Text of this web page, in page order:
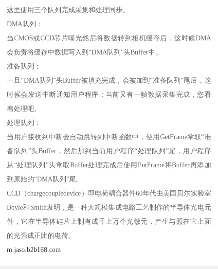
这里使用三个队列完成采集和处理同步。
DMA队列：
当CMOS或CCD芯片曝光然后将数据转到相机缓存后，这时候DMA
会负责将缓存中数据写入到“DMA队列”头Buffer中。
准备队列：
一旦“DMA队列”头Buffer被填充完成，会被加到“准备队列”尾后，这
时候会发送中断通知用户程序：当前又有一帧数据采集完成，您看
着处理吧。
处理队列：
当用户接收到中断会自动跳转到中断函数中，使用GetFrame拿取“准
备队列”头Buffer，然后加到当前用户程序“处理队列”尾，用户程序
从“处理队列”头拿取Buffer处理完成后使用PutFrame将Buffer再添加
到原始的“DMA队列”尾。
CCD（chargecoupledevice）即电荷耦合器件60年代由美国贝尔实验室
Boyle和Smith发明，是一种大规模集成电路工艺制作的半导体光电元
件，它在半导体硅片上制有成千上万个光敏元，产生与照在它上面
的光强成正比的电荷。
m.jaso.b2b168.com